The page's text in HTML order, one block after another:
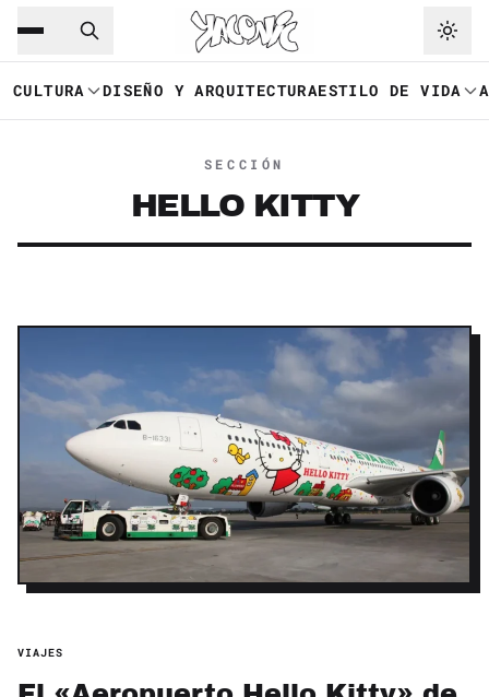
Saltar al contenido principal
CULTURA DISEÑO Y ARQUITECTURAESTILO DE VIDA
SECCIÓN
HELLO KITTY
VIAJES